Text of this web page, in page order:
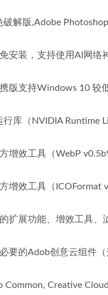
破解版,Adobe
安装，支持使用AI网络
版支持Windows 10 较
行库（NVIDIA Runtime
增效工具（WebP
增效工具（ICOFormat
扩展功能、增效工具
要的Adob创意云组件
Common, Creative